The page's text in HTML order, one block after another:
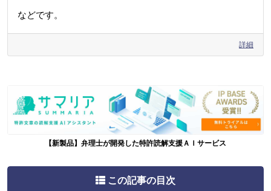
などです。
詳細
【新製品】弁理士が開発した特許読解支援ＡＩサービス
この記事の目次